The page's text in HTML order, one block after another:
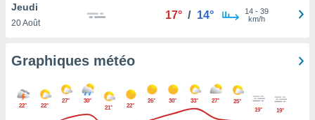
sur le
ne
Jeudi
20 Août
17° / 14° 14- 39
km/h
Graphiques météo
22° 22°
27°
30°
21°
22°
26° 30° 33° 27°
25°
19°
19°